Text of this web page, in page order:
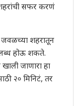
सफर करणं
जवळच्या शहरातून
होऊ शकते.
जाणारा हा
२० मिनिटं, तर